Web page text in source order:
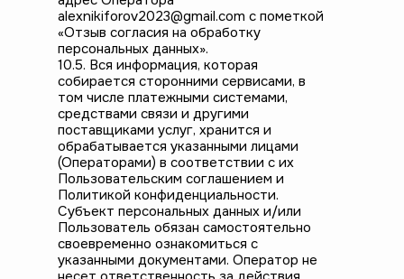
alexnikiforov2023@gmail.com с пометкой
«Отзыв согласия на обработку
персональных данных».
10.5. Вся информация, которая
собирается сторонними сервисами, в
том числе платежными системами,
средствами связи и другими
поставщиками услуг, хранится и
обрабатывается указанными лицами
(Операторами) в соответствии с их
Пользовательским соглашением и
Политикой конфиденциальности.
Субъект персональных данных и/или
Пользователь обязан самостоятельно
своевременно ознакомиться с
указанными документами. Оператор не